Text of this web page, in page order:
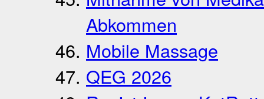
Abkommen
Mobile Massage
QEG 2026